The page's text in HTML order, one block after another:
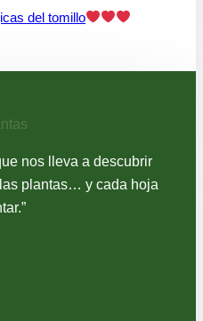
del tomillo
nos lleva a descubrir
plantas… y cada hoja